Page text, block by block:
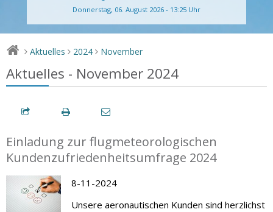
Donnerstag, 06. August 2026 - 13:25 Uhr
> Aktuelles > 2024 > November
Aktuelles - November 2024
Einladung zur flugmeteorologischen
Kundenzufriedenheitsumfrage 2024
8-11-2024
Unsere aeronautischen Kunden sind herzlichst